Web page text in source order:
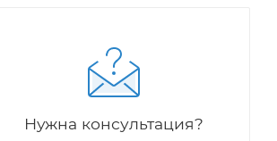
Нужна консультация?